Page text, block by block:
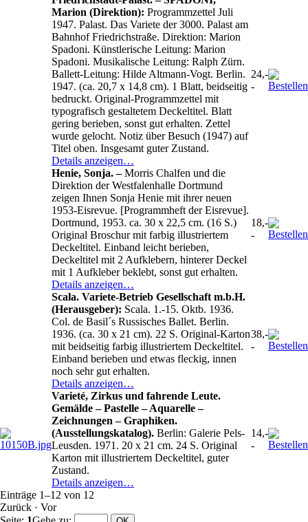
Marion (Direktion): Programmzettel Juli
1947. Palast. Das Variete der 3000. Palast am
Bahnhof Friedrichstraße. Direktion: Marion
Spadoni. Künstlerische Leitung: Marion
Spadoni. Musikalische Leitung: Ralph Zürn.
Ballett-Leitung: Hilde Altmann-Vogt. Berlin.
1947. (ca. 20,7 x 14,8 cm). 1 Blatt, beidseitig
bedruckt. Original-Programmzettel mit
typografisch gestaltetem Deckeltitel. Blatt
gering berieben, sonst gut erhalten. Zettel
wurde gelocht. Notiz über Besuch (1947) auf
Titel oben. Insgesamt guter Zustand.
Details anzeigen…
24,-
-
Henie, Sonja. –Morris Chalfen und die
Direktion der Westfalenhalle Dortmund
zeigen Ihnen Sonja Henie mit ihrer neuen
1953-Eisrevue. [Programmheft der Eisrevue].
Dortmund, 1953. ca. 30 x 22,5 cm. (16 S.)
Original Broschur mit farbig illustriertem
Deckeltitel. Einband leicht berieben,
Deckeltitel mit 2 Aufklebern, hinterer Deckel
mit 1 Aufkleber beklebt, sonst gut erhalten.
Details anzeigen…
18,-
-
Scala. Variete-Betrieb Gesellschaft m.b.H.
(Herausgeber): Scala. 1.-15. Oktb. 1936.
Col. de Basil´s Russisches Ballet. Berlin.
1936. (ca. 30 x 21 cm). 22 S. Original-Karton
mit beidseitig farbig illustriertem Deckeltitel.
Einband berieben und etwas fleckig, innen
noch sehr gut erhalten.
Details anzeigen…
38,-
-
Varieté, Zirkus und fahrende Leute.
Gemälde – Pastelle – Aquarelle –
Zeichnungen – Graphiken.
(Ausstellungskatalog). Berlin: Galerie Pels-
Leusden. 1971. 20 x 21 cm. 24 S. Original
Karton mit illustriertem Deckeltitel, guter
Zustand.
Details anzeigen…
14,-
-
Einträge 1–12 von 12
Zurück · Vor